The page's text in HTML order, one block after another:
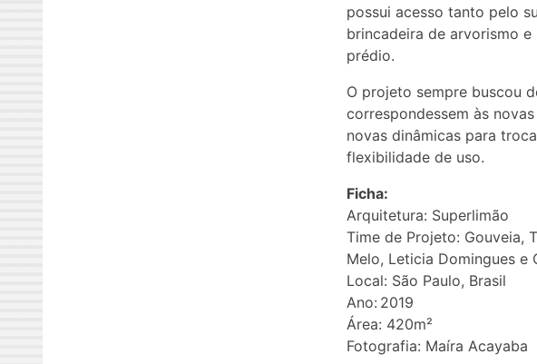
possui acesso tanto pelo
brincadeira de arvorismo
prédio.
O projeto sempre buscou
correspondessem às
novas dinâmicas para
flexibilidade de uso.
Ficha:
Arquitetura: Superlimão
Time de Projeto: Gouveia,
Melo, Leticia Domingues e
Local: São Paulo, Brasil
Ano: 2019
Área: 420m²
Fotografia: Maíra Acayaba